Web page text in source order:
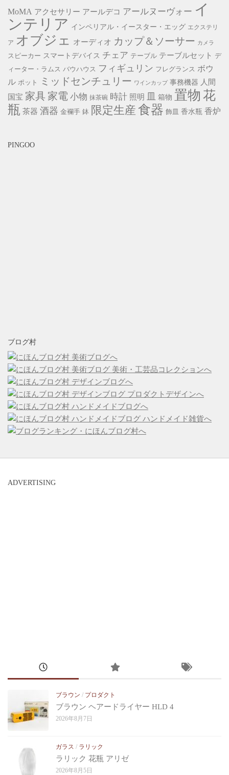
MoMA アクセサリー アールデコ アールヌーヴォー イ
ンテリア インペリアル・イースター・エッグ エクステリ
ア オブジェ オーディオ カップ＆ソーサー カメラ
スピーカー スマートデバイス チェア テーブル テーブルセット
デ
ィーター・ラムス バウハウス フィギュリン フレグランス ボウ
ル ポット ミッドセンチュリー ワインカップ 事務機器 人間
国宝 家具 家電 小物 抹茶碗 時計 照明 皿 箱物 置物 花
瓶 茶器 酒器 金襴手 鉢 限定生産 食器 飾皿 香水瓶 香炉
PINGOO
ブログ村
ADVERTISING
ブラウン / プロダクト
ブラウン ヘアードライヤー HLD 4
2026年8月7日
ガラス / ラリック
ラリック 花瓶 アリゼ
2026年8月5日